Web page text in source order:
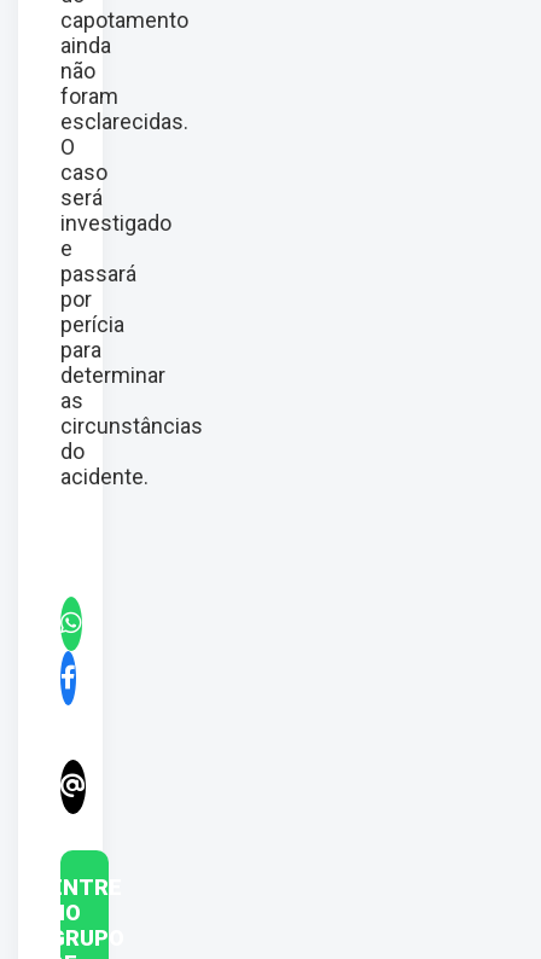
capotamento
ainda
não
foram
esclarecidas.
O
caso
será
investigado
e
passará
por
perícia
para
determinar
as
circunstâncias
do
acidente.
ENTRE
NO
GRUPO